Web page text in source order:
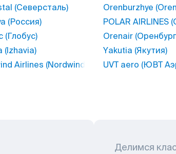
авиалинии)
(Северсталь)
(Россия)
(Глобус)
(Izhavia)
Airlines (Nordwind Airlines)
Orenburzhye
POLAR
Orenair
Yakutia (Якутия)
UVT aero (ЮВТ
Делимся